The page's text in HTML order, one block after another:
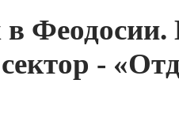
Феодосии.
-